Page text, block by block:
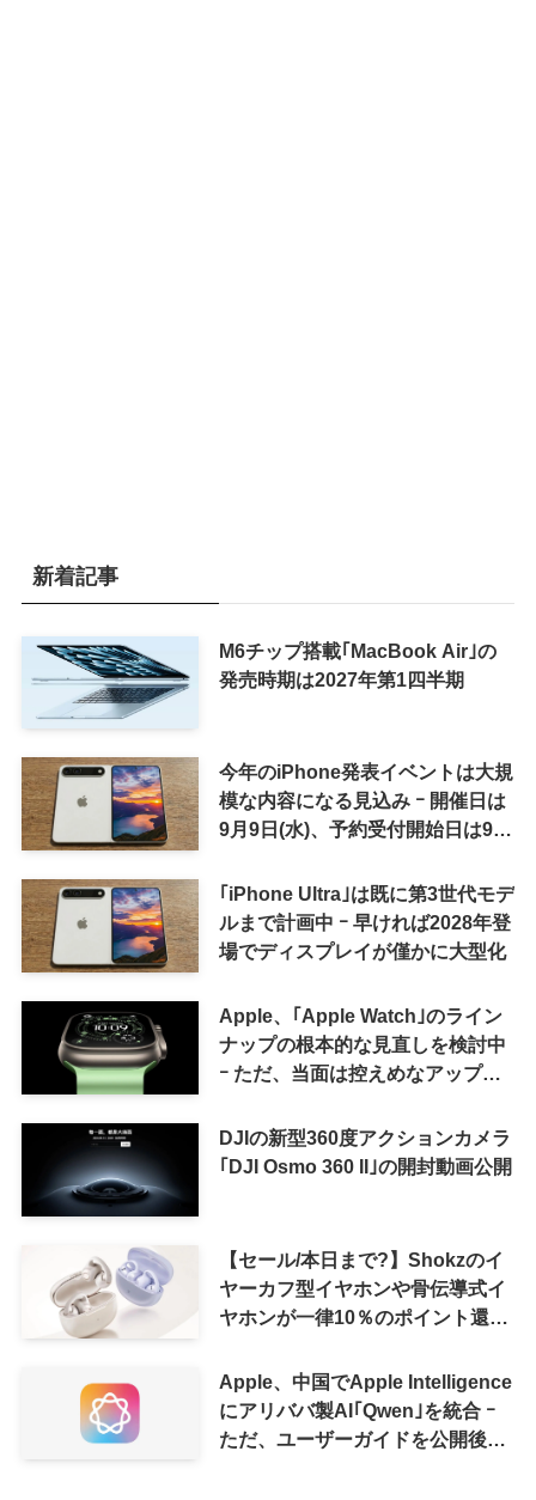
新着記事
M6チップ搭載｢MacBook Air｣の
発売時期は2027年第1四半期
今年のiPhone発表イベントは大規
模な内容になる見込み ｰ 開催日は
9月9日(水)、予約受付開始日は9月
｢iPhone Ultra｣は既に第3世代モデ
ルまで計画中 ｰ 早ければ2028年登
場でディスプレイが僅かに大型化
Apple、｢Apple Watch｣のライン
ナップの根本的な見直しを検討中
ｰ ただ、当面は控えめなアップグ
DJIの新型360度アクションカメラ
｢DJI Osmo 360 II｣の開封動画公開
【セール/本日まで?】Shokzのイ
ヤーカフ型イヤホンや骨伝導式イ
ヤホンが一律10％のポイント還元
Apple、中国でApple Intelligence
にアリババ製AI｢Qwen｣を統合 ｰ
ただ、ユーザーガイドを公開後に